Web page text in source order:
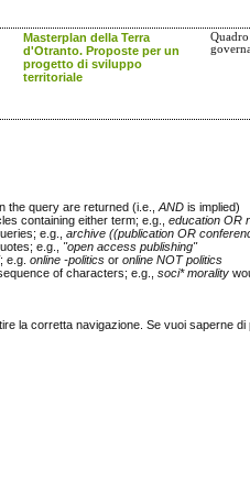
Masterplan della Terra
d'Otranto. Proposte per un
progetto di sviluppo
territoriale
the query are returned (i.e.,AND is implied)
containing either term; e.g.,education OR
e.g.,archive ((publication OR
e.g., "open access publishing"
; e.g.online -politics oronline NOT politics
of characters; e.g.,soci* morality
la corretta navigazione. Se vuoi saperne di